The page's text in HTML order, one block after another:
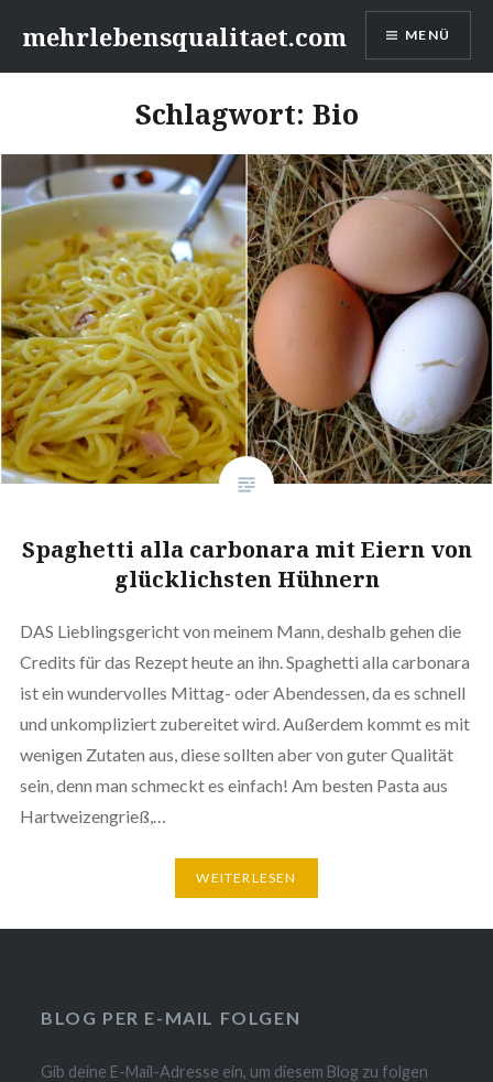
Inhalt
springen
mehrlebensqualitaet.com MENÜ
Schlagwort: Bio
Spaghetti alla carbonara mit Eiern von
glücklichsten Hühnern
DAS Lieblingsgericht von meinem Mann, deshalb gehen die
Credits für das Rezept heute an ihn. Spaghetti alla carbonara
ist ein wundervolles Mittag- oder Abendessen, da es schnell
und unkompliziert zubereitet wird. Außerdem kommt es mit
wenigen Zutaten aus, diese sollten aber von guter Qualität
sein, denn man schmeckt es einfach! Am besten Pasta aus
Hartweizengrieß,…
WEITERLESEN
BLOG PER E-MAIL FOLGEN
Gib deine E-Mail-Adresse ein, um diesem Blog zu folgen